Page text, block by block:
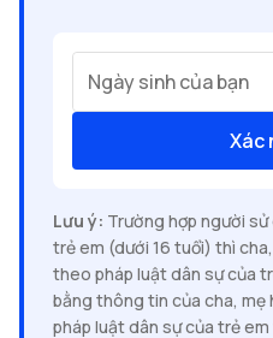
Ngày sinh của bạn
Xác
Lưu ý: Trường hợp người
trẻ em (dưới 16 tuổi) thì
theo pháp luật dân sự của
bằng thông tin của cha,
pháp luật dân sự của trẻ